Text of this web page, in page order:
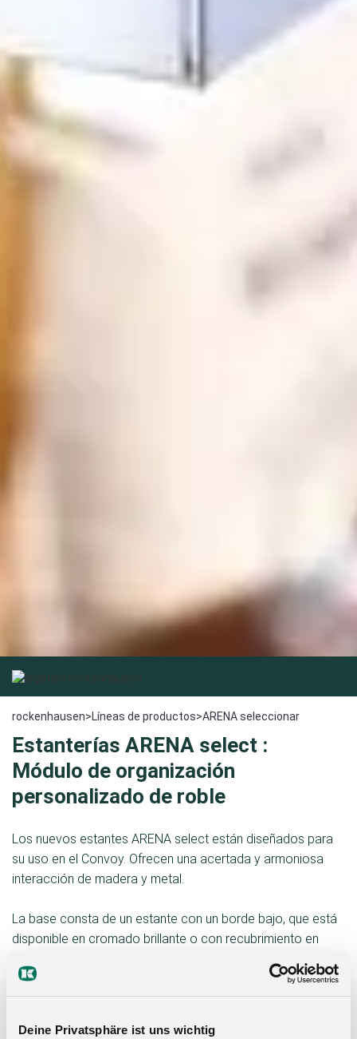
Deine Privatsphäre ist uns wichtig
rockenhausen>Líneas de productos>ARENA seleccionar
Estanterías ARENA select :
Módulo de organización
personalizado de roble
Los nuevos estantes ARENA select están diseñados para
su uso en el Convoy. Ofrecen una acertada y armoniosa
interacción de madera y metal.
La base consta de un estante con un borde bajo, que está
disponible en cromado brillante o con recubrimiento en
está encolada sin juntas. Encima de este estante base se
coloca un marco superior de madera maciza de alta